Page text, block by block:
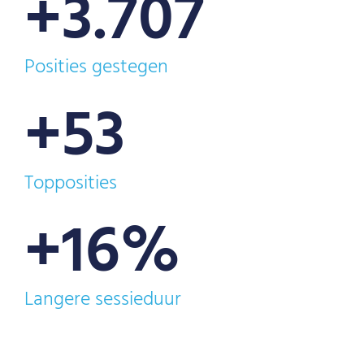
+3.707
Posities gestegen
+53
Topposities
+16%
Langere sessieduur